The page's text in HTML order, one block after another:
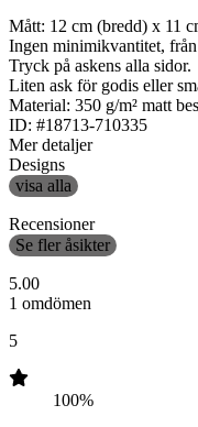
Mått: 12 cm (bredd) x 11
Ingen minimikvantitet,
Tryck på askens alla sidor.
Liten ask för godis eller
Material: 350 g/m² matt
ID: #18713-710335
Mer detaljer
Designs
visa alla
Recensioner
Se fler åsikter
5.00
1 omdömen
5
100%